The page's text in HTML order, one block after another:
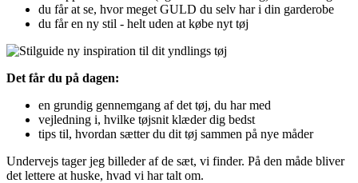
du får at se, hvor meget GULD du selv har i din garderobe
du får en ny stil - helt uden at købe nyt tøj
Det får du på dagen:
en grundig gennemgang af det tøj, du har med
vejledning i, hvilke tøjsnit klæder dig bedst
tips til, hvordan sætter du dit tøj sammen på nye måder
Undervejs tager jeg billeder af de sæt, vi finder. På den måde bliver
det lettere at huske, hvad vi har talt om.